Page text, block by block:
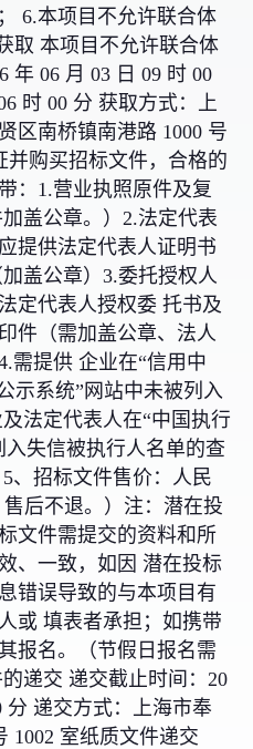
6.本项目不允许联合体
取本项目不允许联合体
年 06 月 03 日 09 时 00
时 00 分 获取方式：上
区南桥镇南港路 1000 号
并购买招标文件，合格的
：1.营业执照原件及复
盖公章。）2.法定代表
提供法定代表人证明书
盖公章）3.委托授权人
定代表人授权委托书及
件（需加盖公章、法人
需提供 企业在“信用中
示系统”网站中未被列入
法定代表人在“中国执行
失信被执行人名单的查
、招标文件售价：人民
后不退。）注：潜在投
文件需提交的资料和所
、一致，如因 潜在投标
错误导致的与本项目有
或 填表者承担；如携带
报名。（节假日报名需
递交 递交截止时间：20
分 递交方式：上海市奉
1002 室纸质文件递交